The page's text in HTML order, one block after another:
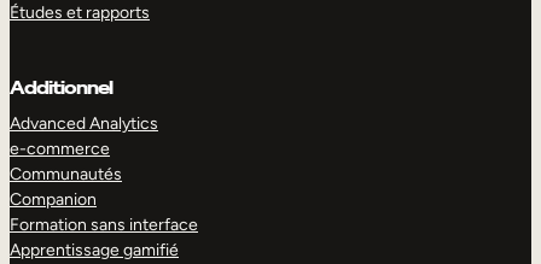
Études et rapports
Additionnel
Advanced Analytics
e-commerce
Communautés
Companion
Formation sans interface
Apprentissage gamifié